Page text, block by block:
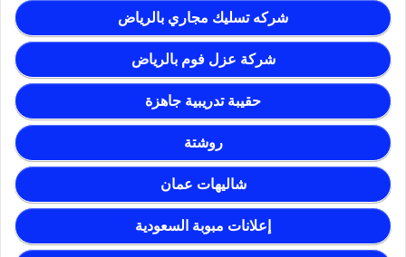
شركه تسليك مجاري بالرياض
شركة عزل فوم بالرياض
حقيبة تدريبية جاهزة
روشتة
شاليهات عمان
إعلانات مبوبة السعودية